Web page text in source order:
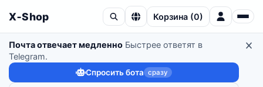
X‑Shop Корзина (0)
Почта отвечает медленно Быстрее ответят в
Telegram.
Спросить бота сразу